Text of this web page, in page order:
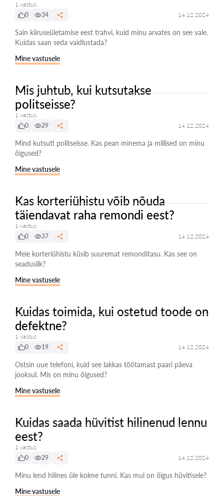
1 vastus
0
34 14.12.2024
Sain kiiruseületamise eest trahvi, kuid minu arvates on see vale.
Kuidas saan seda vaidlustada?
Mine vastusele
Mis juhtub, kui kutsutakse
politseisse?
1 vastus
0
29 14.12.2024
Mind kutsuti politseisse. Kas pean minema ja millised on minu
õigused?
Mine vastusele
Kas korteriühistu võib nõuda
täiendavat raha remondi eest?
1 vastus
0
37 14.12.2024
Meie korteriühistu küsib suuremat remonditasu. Kas see on
seaduslik?
Mine vastusele
Kuidas toimida, kui ostetud toode on
defektne?
1 vastus
0
19 14.12.2024
Ostsin uue telefoni, kuid see lakkas töötamast paari päeva
jooksul. Mis on minu õigused?
Mine vastusele
Kuidas saada hüvitist hilinenud lennu
eest?
1 vastus
0
29 14.12.2024
Minu lend hilines üle kolme tunni. Kas mul on õigus hüvitisele?
Mine vastusele